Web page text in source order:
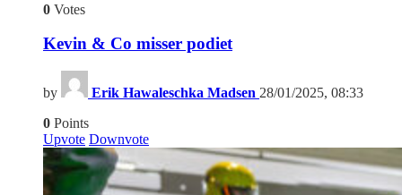
0 Votes
Kevin & Co misser podiet
by Erik Hawaleschka Madsen 28/01/2025, 08:33
0 Points
Upvote Downvote